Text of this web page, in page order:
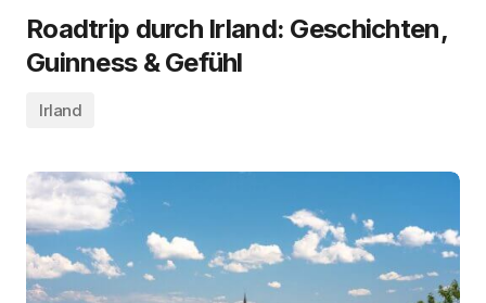
Roadtrip durch Irland: Geschichten,
Guinness & Gefühl
Irland